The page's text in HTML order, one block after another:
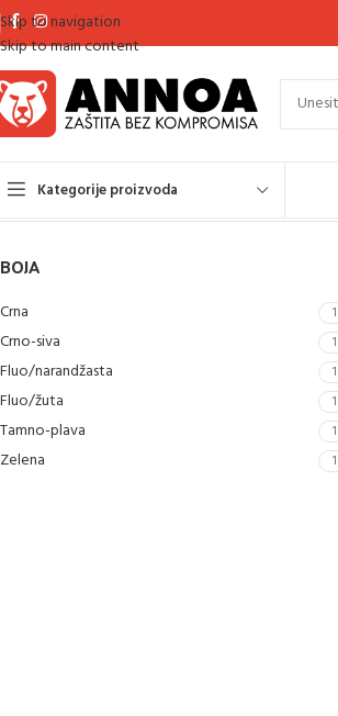
Skip to navigation
Skip to main content
Kategorije proizvoda
BOJA
Crna 1
Crno-siva 1
Fluo/narandžasta 1
Fluo/žuta 1
Tamno-plava 1
Zelena 1